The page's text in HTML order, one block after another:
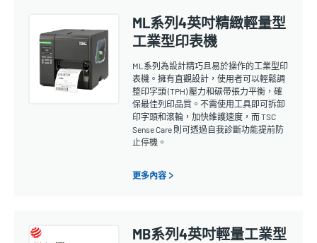
ML系列4英吋精緻輕量型
工業型印表機
ML系列為設計精巧且易於操作的工業型印
表機。擁有直觀設計，使用者可以輕鬆調
整印字頭 (TPH) 壓力和碳帶張力平衡，確
保最佳列印品質。不需使用工具即可拆卸
印字頭和滾輪，加快維護速度，而 TSC
Sense Care 則可透過自我診斷功能提前防
止停機。
更多內容 >
MB系列4英吋輕量工業型